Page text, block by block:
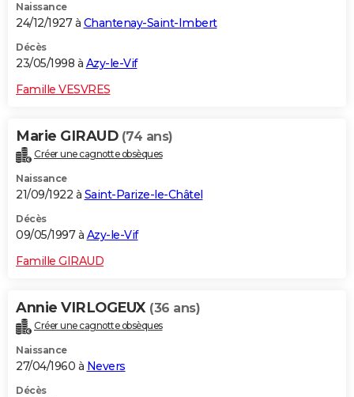
Naissance
24/12/1927 à Chantenay-Saint-Imbert
Décès
23/05/1998 à Azy-le-Vif
Famille VESVRES
Marie GIRAUD (74 ans)
Créer une cagnotte obsèques
Naissance
21/09/1922 à Saint-Parize-le-Châtel
Décès
09/05/1997 à Azy-le-Vif
Famille GIRAUD
Annie VIRLOGEUX (36 ans)
Créer une cagnotte obsèques
Naissance
27/04/1960 à Nevers
Décès